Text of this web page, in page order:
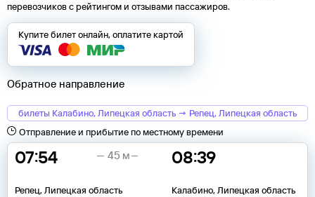
перевозчиков с рейтингом и отзывами пассажиров.
Купите билет онлайн, оплатите картой
Обратное направление
билеты Калабино, Липецкая область → Репец, Липецкая область
Отправление и прибытие по местному времени
07:54
Репец, Липецкая область
08:39
Калабино, Липецкая область
45 м